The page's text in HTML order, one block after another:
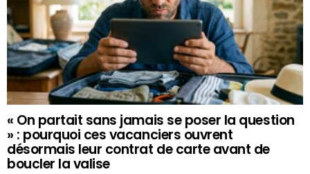
« On partait sans jamais se poser la question
» : pourquoi ces vacanciers ouvrent
désormais leur contrat de carte avant de
boucler la valise